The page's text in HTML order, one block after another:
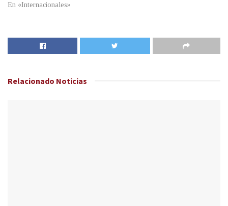
En «Internacionales»
Relacionado Noticias